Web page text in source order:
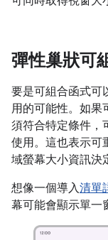
彈性巢狀可
要是可組合函式可
用的可能性。如果
須符合特定條件，
使用。這也表示可
域螢幕大小資訊決
想像一個導入清單
幕可能會顯示單一